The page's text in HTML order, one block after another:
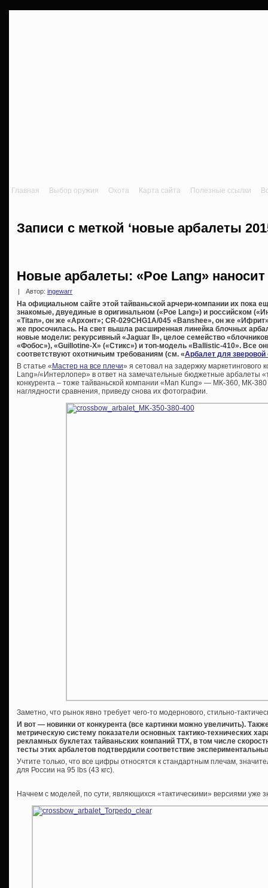
Главная Выбор оружия Охота Карта сайта Полезные ссылки
Записи с меткой ‘новые арбалеты
Новые арбалеты: «Poe Lang»
Автор: ingewarr
На официальном сайте этой тайваньской арчери-компании их пока
знакомые, двуединые в оригинальном («Poe Lang») и российском
«Titan», он же «Архонт»; CR-029CHG1A/045 «Banshee», он же
же просочилась. На свет вышла расширенная линейка блочных
новые модели: рекурсивный «Jaguar II», целое семейство
«Фобос»), «Guillotine-X» («Стикс») и топ-модель «Ballistic-410». Все
соответствуют охотничьим требованиям (см. «Арбалет для зверовой
В статье « Мастер на все плечи» я сетовал на задержку маркетингового
Lang»/«Интерлопер» в ответ на замечательные бюджетные арбалеты
конкурента – тоже тайваньской компании «Man Kung» — МК-360, МК-
наглядности сравнения, приведу снова их фотографии.
Заметно, что рынок явно требует чего-то модернового, стильно-
И вот — новинки от конкурента (все картинки можно увеличить).
метрическую систему показатели основных тактико-технических
рекламных буклетах тайваньских компаний ТТХ, в том числе
тесты этих арбалетов подтвердили соответствие
Учтите только, что все цифры относятся к стандартным плечам,
для России на 95 lbs (43 кгс).
Начнем с моделей, по сути, являющихся «тактическими» версиями уже